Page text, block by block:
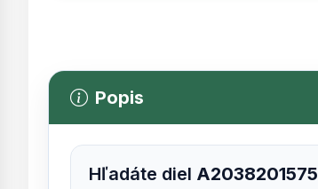
Popis
Hľadáte diel A2038201575